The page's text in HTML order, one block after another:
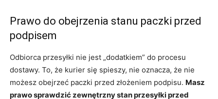
Prawo do obejrzenia stanu paczki przed
podpisem
Odbiorca przesyłki nie jest „dodatkiem” do procesu
dostawy. To, że kurier się spieszy, nie oznacza, że nie
możesz obejrzeć paczki przed złożeniem podpisu. Masz
prawo sprawdzić zewnętrzny stan przesyłki przed